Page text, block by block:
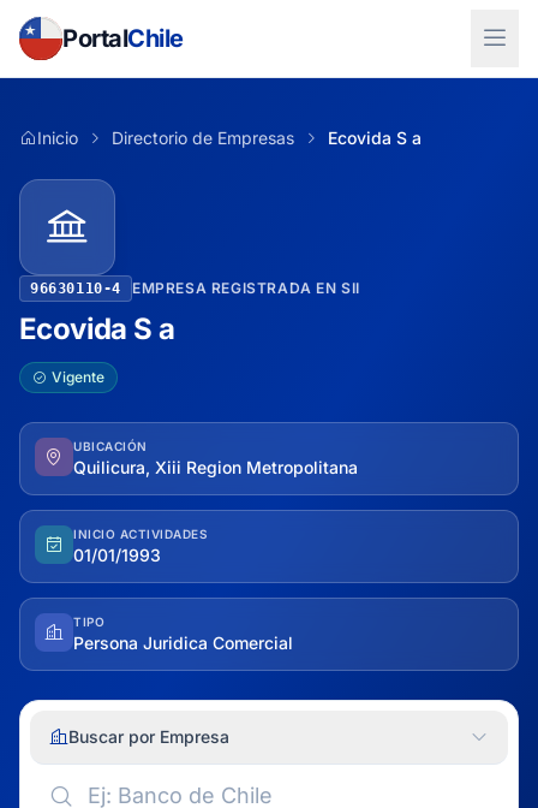
PortalChile
Inicio Directorio de Empresas Ecovida S a
96630110-4 EMPRESA REGISTRADA EN SII
Ecovida S a
Vigente
UBICACIÓN
Quilicura, Xiii Region Metropolitana
INICIO ACTIVIDADES
01/01/1993
TIPO
Persona Juridica Comercial
Buscar por Empresa